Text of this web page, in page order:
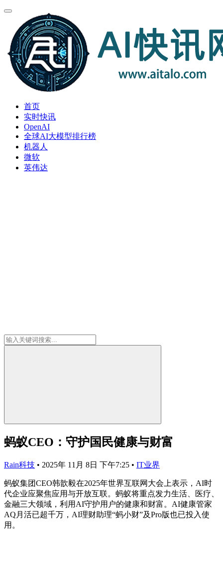
首页
实时快讯
OpenAI
全球AI大模型排行榜
机器人
微软
英伟达
蚂蚁CEO：守护国民健康与财富
Rain科技 • 2025年 11月 8日 下午7:25 • IT业界
蚂蚁集团CEO韩歆毅在2025年世界互联网大会上表示，AI时
代企业应聚焦应用与开放互联。蚂蚁将重点发力生活、医疗、
金融三大领域，利用AI守护用户的健康和财富。AI健康管家
AQ月活已超千万，AI理财助理“蚂小财”及Pro版也已投入使
用。